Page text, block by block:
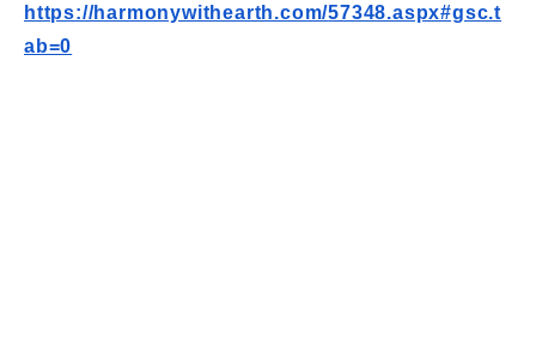
https://harmonywithearth.com/57348.aspx#gsc.t
ab=0